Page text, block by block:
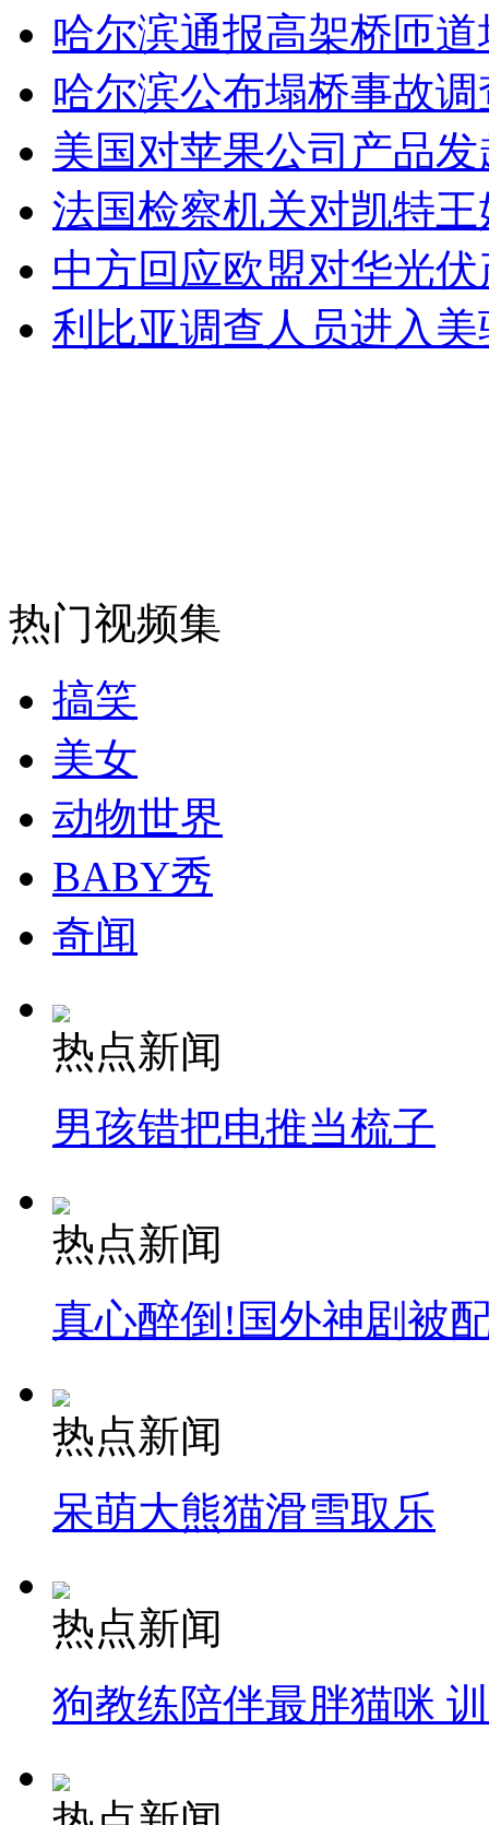
安徽一实载49人客车翻车
哈尔滨通报高架桥匝
哈尔滨公布塌桥事故
美国对苹果公司产品
法国检察机关对凯特
中方回应欧盟对华光
利比亚调查人员进入
热门视频集
搞笑
美女
动物世界
BABY秀
奇闻
热点新闻
男孩错把电推当梳子
热点新闻
真心醉倒!国外神剧被
热点新闻
呆萌大熊猫滑雪取乐
热点新闻
狗教练陪伴最胖猫咪